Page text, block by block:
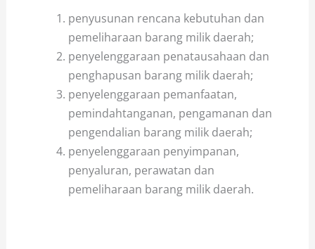
penyusunan rencana kebutuhan dan
pemeliharaan barang milik daerah;
penyelenggaraan penatausahaan dan
penghapusan barang milik daerah;
penyelenggaraan pemanfaatan,
pemindahtanganan, pengamanan dan
pengendalian barang milik daerah;
penyelenggaraan penyimpanan,
penyaluran, perawatan dan
pemeliharaan barang milik daerah.